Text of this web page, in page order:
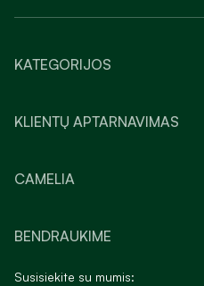
KATEGORIJOS
KLIENTŲ APTARNAVIMAS
CAMELIA
BENDRAUKIME
Susisiekite su mumis: